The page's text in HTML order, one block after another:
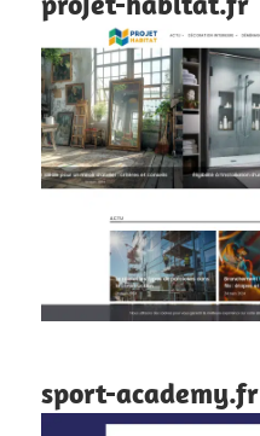
sport-academy.fr